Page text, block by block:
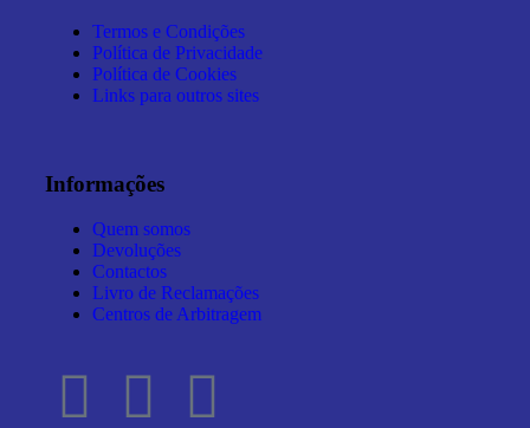
Termos e Condições
Política de Privacidade
Política de Cookies
Links para outros sites
Informações
Quem somos
Devoluções
Contactos
Livro de Reclamações
Centros de Arbitragem